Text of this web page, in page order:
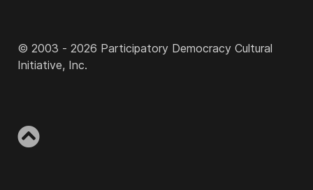
© 2003 - 2026 Participatory Democracy Cultural
Initiative, Inc.